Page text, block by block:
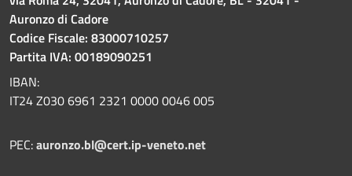
Auronzo di Cadore
Codice Fiscale: 83000710257
Partita IVA: 00189090251
IBAN:
IT24 Z030 6961 2321 0000 0046 005
PEC:auronzo.bl@cert.ip-veneto.net